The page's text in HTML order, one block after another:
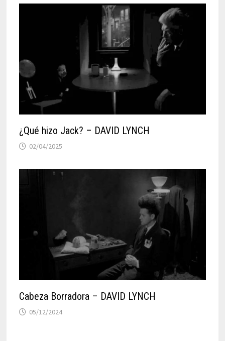
¿Qué hizo Jack? – DAVID LYNCH
02/04/2025
Cabeza Borradora – DAVID LYNCH
05/12/2024